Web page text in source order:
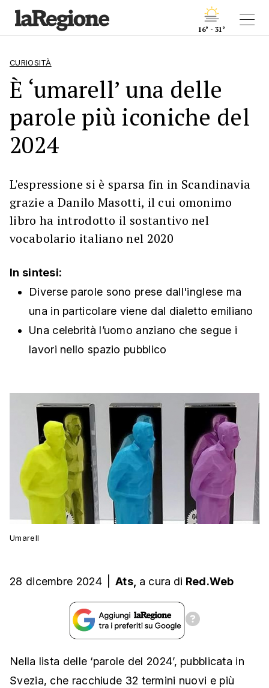
16° - 31°
CURIOSITÀ
È ‘umarell’ una delle
parole più iconiche del
2024
L'espressione si è sparsa fin in Scandinavia
grazie a Danilo Masotti, il cui omonimo
libro ha introdotto il sostantivo nel
vocabolario italiano nel 2020
In sintesi:
Diverse parole sono prese dall'inglese ma
una in particolare viene dal dialetto emiliano
Una celebrità l’uomo anziano che segue i
lavori nello spazio pubblico
Umarell
28 dicembre 2024 Ats, a cura di Red.Web
Nella lista delle ‘parole del 2024’, pubblicata in
Svezia, che racchiude 32 termini nuovi e più